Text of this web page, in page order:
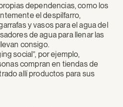
dependencias, como los
el despilfarro,
y vasos para el agua del
de agua para llenar las
consigo.
social”, por ejemplo,
compran en tiendas de
allí productos para sus